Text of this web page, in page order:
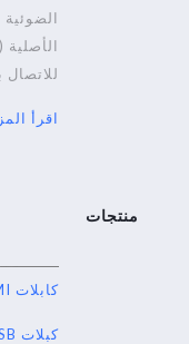
للاتصال
اقرأ
منتجات
كابلات HDMI الضوئية
كبلات USB الضوئية